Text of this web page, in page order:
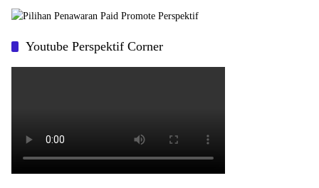
Youtube Perspektif Corner